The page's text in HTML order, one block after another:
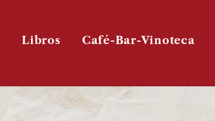
Libros Café-Bar-Vinoteca